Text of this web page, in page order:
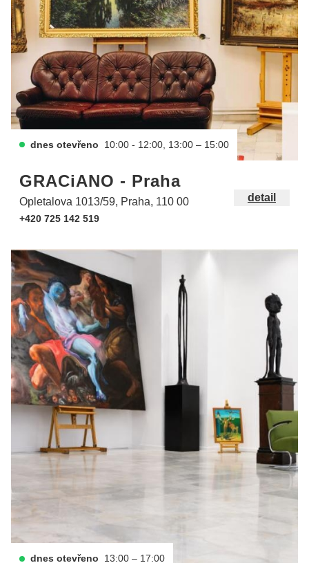
dnes otevřeno 10:00 - 12:00, 13:00 – 15:00
GRACiANO - Praha
Opletalova 1013/59, Praha, 110 00
+420 725 142 519
detail
dnes otevřeno 13:00 – 17:00